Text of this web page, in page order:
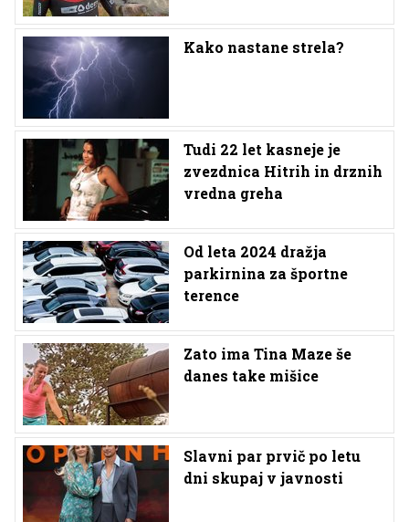
Kako nastane strela?
Tudi 22 let kasneje je
zvezdnica Hitrih in drznih
vredna greha
Od leta 2024 dražja
parkirnina za športne
terence
Zato ima Tina Maze še
danes take mišice
Slavni par prvič po letu
dni skupaj v javnosti